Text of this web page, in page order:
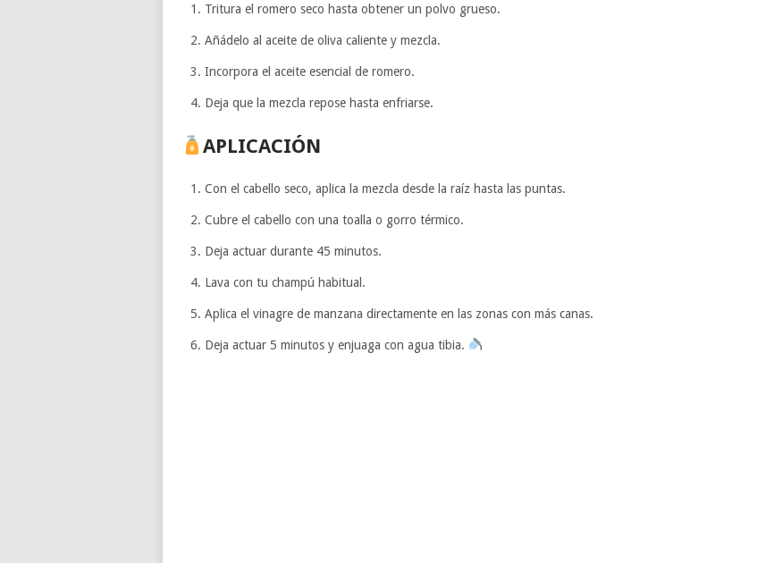
Tritura el romero seco hasta obtener un polvo grueso.
Añádelo al aceite de oliva caliente y mezcla.
Incorpora el aceite esencial de romero.
Deja que la mezcla repose hasta enfriarse.
APLICACIÓN
Con el cabello seco, aplica la mezcla desde la raíz hasta las puntas.
Cubre el cabello con una toalla o gorro térmico.
Deja actuar durante 45 minutos.
Lava con tu champú habitual.
Aplica el vinagre de manzana directamente en las zonas con más canas.
Deja actuar 5 minutos y enjuaga con agua tibia.